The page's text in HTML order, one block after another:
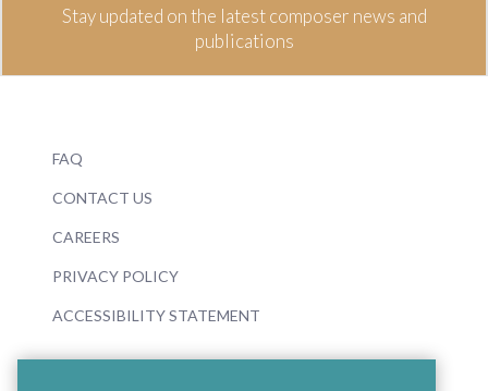
Stay updated on the latest composer news and
publications
FAQ
CONTACT US
CAREERS
PRIVACY POLICY
ACCESSIBILITY STATEMENT